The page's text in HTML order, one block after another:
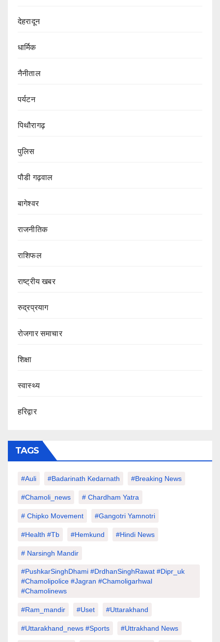
देहरादून
धार्मिक
नैनीताल
पर्यटन
पिथौरागढ़
पुलिस
पौडी गढ़वाल
बागेश्वर
राजनीतिक
राशिफल
राष्ट्रीय खबर
रुद्रप्रयाग
रोजगार समाचार
शिक्षा
स्वास्थ्य
हरिद्वार
TAGS
#auli #Badarinath Kedarnath #Breaking News
#chamoli_news # Chardham Yatra
# Chipko Movement #Gangotri Yamnotri
#Health #tb #hemkund #hindi News
# Narsingh Mandir
#PushkarSinghDhami #drdhanSinghRawat #dipr_uk
#chamolipolice #Jagran #chamoligarhwal
#chamolinews
#Ram_mandir #uset #uttarakhand
#Uttarakhand_news #sports #Uttrakhand News